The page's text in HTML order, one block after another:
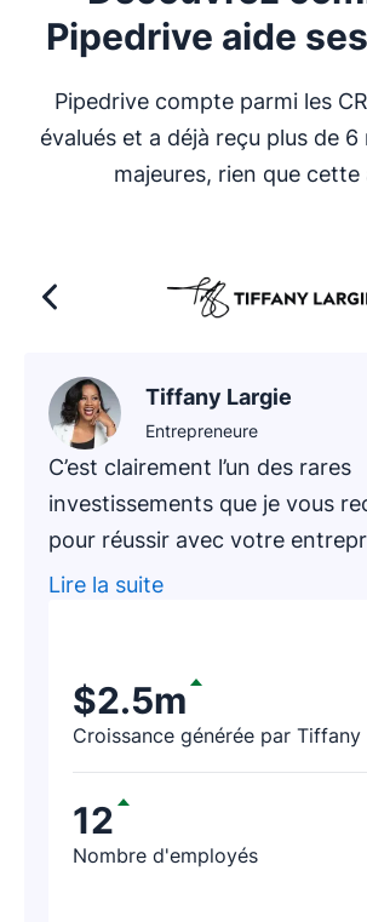
Pipedrive aide
Pipedrive compte parmi les
évalués et a déjà reçu plus de
majeures, rien que cette
C’est clairement l’un des rares
investissements que je vous
pour réussir avec votre
avons récemment proposé à
exercice de prospection sur
Quelques heures plus tard, leur
viens de générer 188 000 $ de
d'affaires grâce à Pipedrive ! »
Lire la suite
Tiffany Largie
Entrepreneure
Croissance générée par Tiffany
$2.5m
Nombre d'employés
12